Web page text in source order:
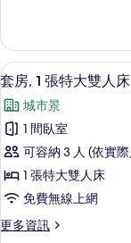
廊
的
所
有
相
片
酒
廊
的
詳
情
人
床
(Kids
Theme)
的
所
有
相
片
1
張
特
雙
人
(Kids
Theme)
的
詳
情
顯
示
套
房,
1
張
特
大
3
套房, 1 張特大雙人
城市景
1 間臥室
可容納 3 人 (依實
1 張特大雙人床
免費無線上網
更多資訊
更